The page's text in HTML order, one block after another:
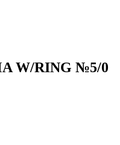
W/RING №5/0